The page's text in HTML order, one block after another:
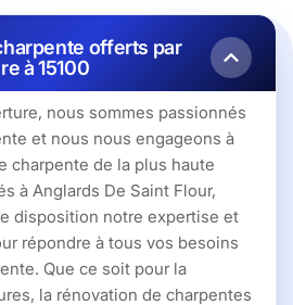
offerts par
à 15100
nous sommes passionnés
et nous nous engageons à
charpente de la plus haute
à Anglards De Saint Flour,
disposition notre expertise et
répondre à tous vos besoins
Que ce soit pour la
la rénovation de charpentes